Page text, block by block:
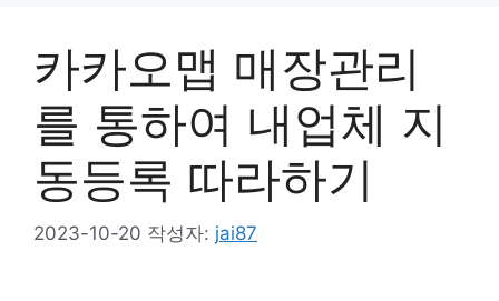
카카오맵 매장관리
를 통하여 내업체 지
동등록 따라하기
2023-10-20 작성자: jai87